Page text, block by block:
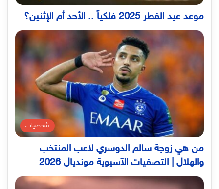
موعد عيد الفطر 2025 فلكياً .. الأحد أم الإثنين؟
شخصيات
من هي زوجة سالم الدوسري لاعب المنتخب
والهلال | التصفيات الآسيوية مونديال 2026